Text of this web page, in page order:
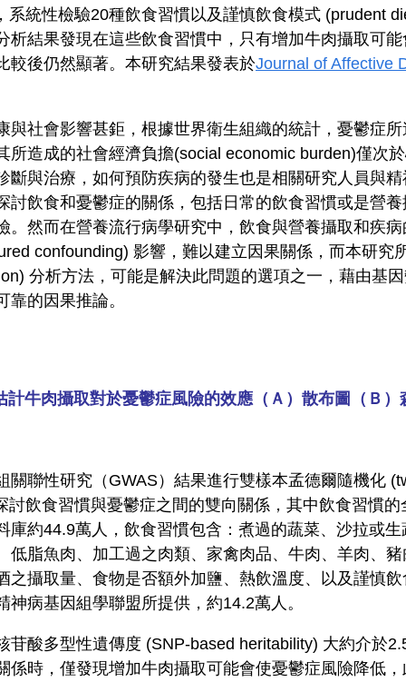
系統性檢驗20種飲食習慣以及謹慎飲食模式 (prudent
析結果發現在這些飲食習慣中，只有增加牛肉攝取可
較後仍然顯著。本研究結果發表於Journal of Affective
與社會影響甚鉅，根據世界衛生組織的統計，憂鬱症
所造成的社會經濟負擔(social economic burden)僅次
斷與治療，如何預防疾病的發生也是相關研究人員與
討飲食和憂鬱症的關係，包括日常的飲食習慣或是營
。然而在營養流行病學研究中，飲食與營養攝取和疾
confounding) 影響，難以建立因果關係，而本研究
分析方法，可能是解決此問題的選項之一，藉由基
的因果推論。
計牛肉攝取對於憂鬱症風險的效應（Ａ）散布圖（Ｂ）
關聯性研究（GWAS）結果進行雙樣本孟德爾隨機化
討飲食習慣與憂鬱症之間的雙向關係，其中飲食習慣
庫約44.9萬人，飲食習慣包含：煮過的蔬菜、沙拉或
低脂魚肉、加工過之肉類、家禽肉品、牛肉、羊肉、
之攝取量、食物是否額外加鹽、熱飲溫度、以及謹慎
神病基因組學聯盟所提供，約14.2萬人。
苷酸多型性遺傳度 (SNP-based heritability) 大約介於
係時，僅發現增加牛肉攝取可能會使憂鬱症風險降低